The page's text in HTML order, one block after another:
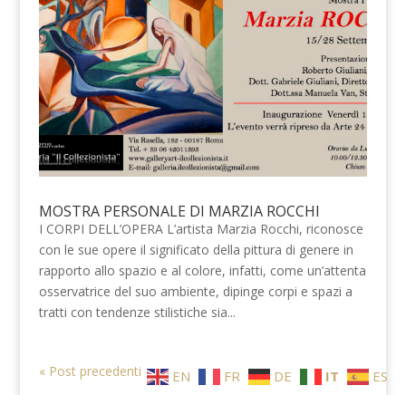
MOSTRA PERSONALE DI MARZIA ROCCHI
I CORPI DELL’OPERA L’artista Marzia Rocchi, riconosce
con le sue opere il significato della pittura di genere in
rapporto allo spazio e al colore, infatti, come un’attenta
osservatrice del suo ambiente, dipinge corpi e spazi a
tratti con tendenze stilistiche sia...
« Post precedenti EN FR DE IT ES